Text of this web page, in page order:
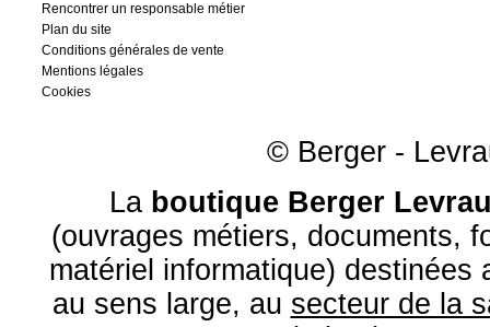
Rencontrer un responsable métier
Plan du site
Conditions générales de vente
Mentions légales
Cookies
© Berger -
La boutique Berger
(ouvrages métiers, documents,
matériel informatique) destinées
au sens large, au secteur de la